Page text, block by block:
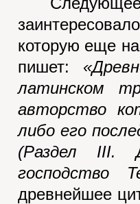
которую еще
пишет:
латинском
авторство
либо его
(Раздел III.
господство
древнейшее